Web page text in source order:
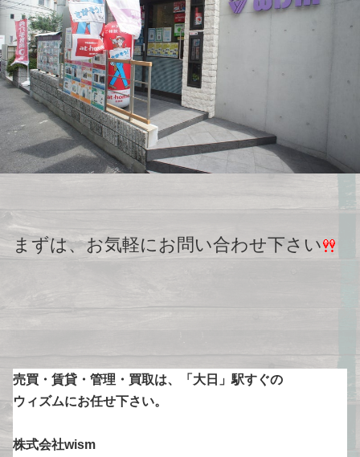
まずは、お気軽にお問い合わせ下さい
売買・賃貸・管理・買取は、「大日」駅すぐの
ウィズムにお任せ下さい。
株式会社wism